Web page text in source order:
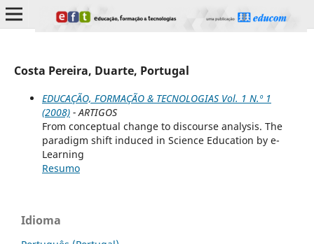
Costa Pereira, Duarte, Portugal
EDUCAÇÃO, FORMAÇÃO & TECNOLOGIAS Vol. 1 N.º 1
(2008)- ARTIGOS
From conceptual change to discourse analysis. The
paradigm shift induced in Science Education by e-
Learning
Resumo
Idioma